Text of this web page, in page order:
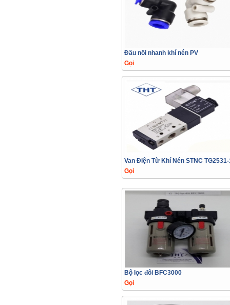
Đầu nối nhanh khí nén PV
Gọi
Van Điện Từ Khí Nén STNC TG2531-
Gọi
Bộ lọc đôi BFC3000
Gọi